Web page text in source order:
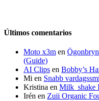
Últimos comentarios
Moto x3m en
(Guide)
AI Clips en Bobby’s
Mi en Snabb
Kristina en Milk_shake
Irén en Zuii Organic